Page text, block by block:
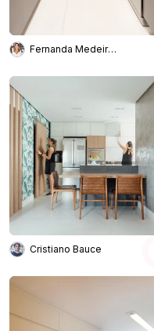
Fernanda Medeiros Arquitetura
Cristiano Bauce